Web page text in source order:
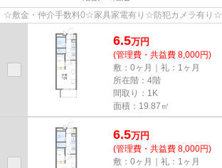
☆敷金・仲介手数料0☆家具家電有り☆防犯カメラ有り☆
6.5万円
(管理費・共益費 8,000円)
敷：0ヶ月｜礼：1ヶ月
所在階：4階
間取り：1K
面積：19.87㎡
6.5万円
(管理費・共益費 8,000円)
敷：0ヶ月｜礼：1ヶ月